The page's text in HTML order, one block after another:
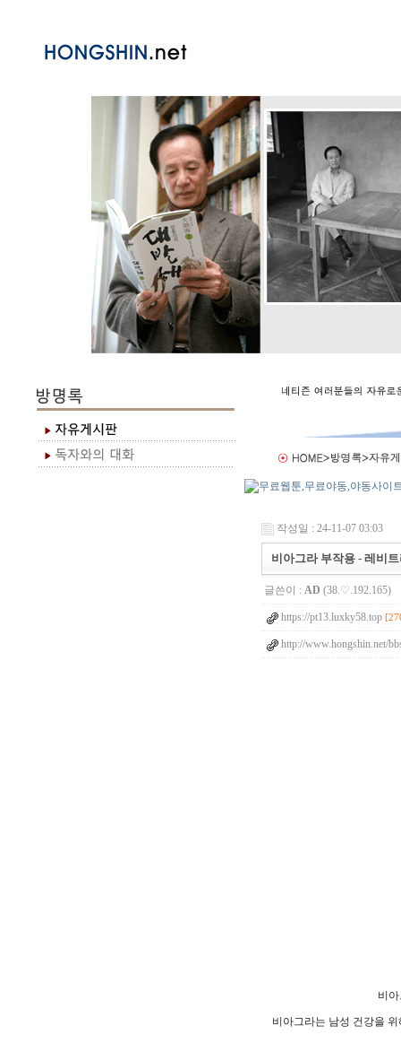
작성일 : 24-11-07 03:03
비아그라 부작용 - 레비
글쓴이 : AD (38.♡.192.165)
https://pt13.luxky58.top
http://www.hongshin.net/
비
비아그라는 남성 건강을